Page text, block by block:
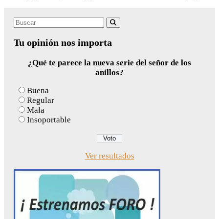
Search
Tu opinión nos importa
¿Qué te parece la nueva serie del señor de los
anillos?
Buena
Regular
Mala
Insoportable
Ver resultados